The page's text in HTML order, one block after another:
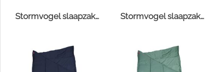
Stormvogel slaapzak navy/mist Stormvogel slaapzak blue lake